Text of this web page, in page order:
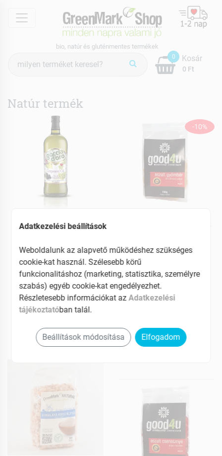
menu
bio, natúr és gluténmentes termékek
keresés
0
0 Ft
Kosár
Natúr termék
Goccia d'oro Szőlőmag
MEGNÉZEM
4149 Ft
Elérhetõ
Kosárba teszem
-10%
MEGNÉZEM
599 Ft
539 Ft
Kosárba teszem
Adatkezelési beállítások
Weboldalunk az alapvető működéshez szükséges
cookie-kat használ. Szélesebb körű
funkcionalitáshoz (marketing, statisztika, személyre
szabás) egyéb cookie-kat engedélyezhet.
Részletesebb információkat az Adatkezelési
tájékoztatóban talál.
Beállítások módosítása Elfogadom